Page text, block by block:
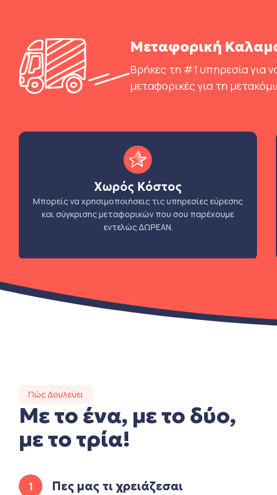
Μεταφορική
Βρήκες τη #1 υπηρεσία για
μεταφορικές για τη
Χωρός Κόστος
Μπορείς να χρησιμοποιήσεις τις υπηρεσίες εύρεσης
και σύγκρισης μεταφορικών που σου παρέχουμε
εντελώς ΔΩΡΕΑΝ.
Πώς Δουλεύει
Με το ένα, με το δύο,
με το τρία!
1 Πες μας τι χρειάζεσαι